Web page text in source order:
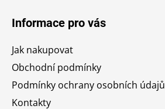
Informace pro vás
Jak nakupovat
Obchodní podmínky
Podmínky ochrany osobních údajů
Kontakty